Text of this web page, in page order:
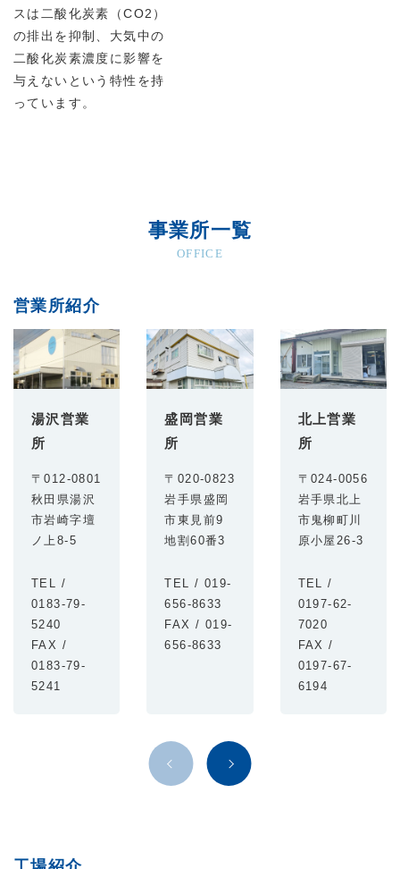
スは二酸化炭素（CO2）
の排出を抑制、大気中の
二酸化炭素濃度に影響を
与えないという特性を持
っています。
事業所一覧
OFFICE
営業所紹介
湯沢営業
所
〒012-0801
秋田県湯沢
市岩崎字壇
ノ上8-5
TEL /
0183-79-
5240
FAX /
0183-79-
5241
盛岡営業
所
〒020-0823
岩手県盛岡
市東見前9
地割60番3
TEL / 019-
656-8633
FAX / 019-
656-8633
北上営業
所
〒024-0056
岩手県北上
市鬼柳町川
原小屋26-3
TEL /
0197-62-
7020
FAX /
0197-67-
6194